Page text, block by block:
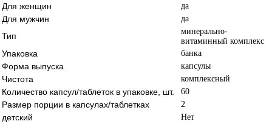
Для женщин да
Для мужчин да
Тип
минерально-
витаминный комплекс
Упаковка банка
Форма выпуска капсулы
Чистота комплексный
Количество капсул/таблеток в упаковке, шт. 60
Размер порции в капсулах/таблетках 2
детский Нет